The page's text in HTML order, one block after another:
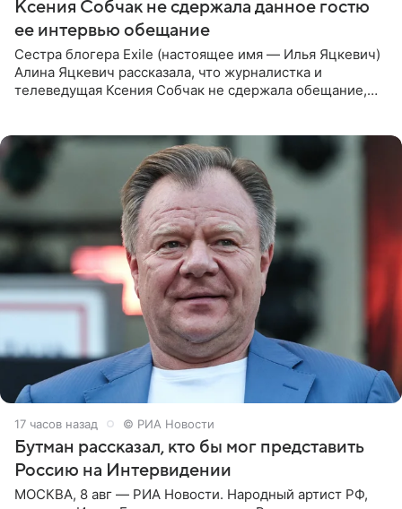
Ксения Собчак не сдержала данное гостю
ее интервью обещание
Сестра блогера Exile (настоящее имя — Илья Яцкевич)
Алина Яцкевич рассказала, что журналистка и
телеведущая Ксения Собчак не сдержала обещание,
17 часов назад © РИА Новости
Бутман рассказал, кто бы мог представить
Россию на Интервидении
МОСКВА, 8 авг — РИА Новости. Народный артист РФ,